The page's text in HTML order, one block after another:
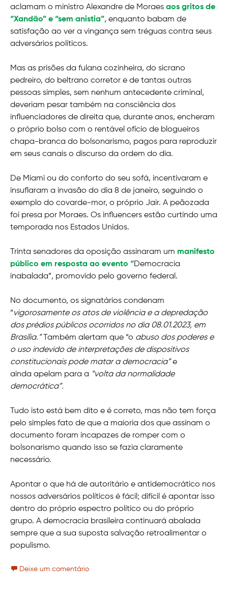
aclamam o ministro Alexandre de Moraes aos gritos de
“Xandão” e “sem anistia”, enquanto babam de
satisfação ao ver a vingança sem tréguas contra seus
adversários políticos.
Mas as prisões da fulana cozinheira, do sicrano
pedreiro, do beltrano corretor e de tantas outras
pessoas simples, sem nenhum antecedente criminal,
deveriam pesar também na consciência dos
influenciadores de direita que, durante anos, encheram
o próprio bolso com o rentável ofício de blogueiros
chapa-branca do bolsonarismo, pagos para reproduzir
em seus canais o discurso da ordem do dia.
De Miami ou do conforto do seu sofá, incentivaram e
insuflaram a invasão do dia 8 de janeiro, seguindo o
exemplo do covarde-mor, o próprio Jair. A peãozada
foi presa por Moraes. Os influencers estão curtindo uma
temporada nos Estados Unidos.
Trinta senadores da oposição assinaram um manifesto
público em resposta ao evento “Democracia
inabalada”, promovido pelo governo federal.
No documento, os signatários condenam
“vigorosamente os atos de violência e a depredação
dos prédios públicos ocorridos no dia 08.01.2023, em
Brasília.” Também alertam que “o abuso dos poderes e
o uso indevido de interpretações de dispositivos
constitucionais pode matar a democracia”e
ainda apelam para a “volta da normalidade
democrática”.
Tudo isto está bem dito e é correto, mas não tem força
pelo simples fato de que a maioria dos que assinam o
documento foram incapazes de romper com o
bolsonarismo quando isso se fazia claramente
necessário.
Apontar o que há de autoritário e antidemocrático nos
nossos adversários políticos é fácil; difícil é apontar isso
dentro do próprio espectro político ou do próprio
grupo. A democracia brasileira continuará abalada
sempre que a sua suposta salvação retroalimentar o
populismo.
Deixe um comentário